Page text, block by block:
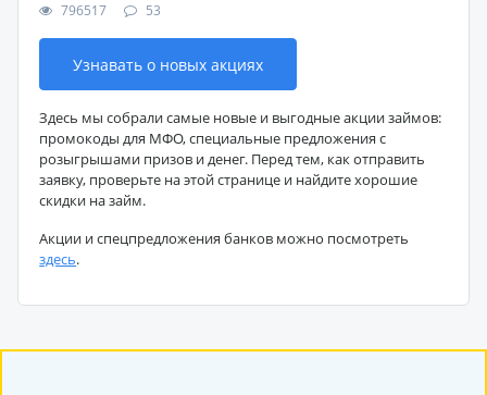
796517
53
Узнавать о новых акциях
Здесь мы собрали самые новые и выгодные акции займов:
промокоды для МФО, специальные предложения с
розыгрышами призов и денег. Перед тем, как отправить
заявку, проверьте на этой странице и найдите хорошие
скидки на займ.
Акции и спецпредложения банков можно посмотреть
здесь.